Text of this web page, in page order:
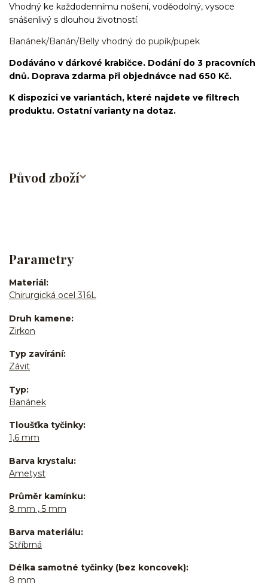
Vhodný ke každodennímu nošení, voděodolný, vysoce
snášenlivý s dlouhou životností.
Banánek/Banán/Belly vhodný do pupík/pupek
Dodáváno v dárkové krabičce. Dodání do 3 pracovních
dnů. Doprava zdarma při objednávce nad 650 Kč.
K dispozici ve variantách, které najdete ve filtrech
produktu. Ostatní varianty na dotaz.
Původ zboží
Parametry
Materiál
Chirurgická ocel 316L
Druh kamene
Zirkon
Typ zavírání
Závit
Typ
Banánek
Tloušťka tyčinky
1,6 mm
Barva krystalu
Ametyst
Průměr kamínku
8 mm , 5 mm
Barva materiálu
Stříbrná
Délka samotné tyčinky (bez koncovek)
8 mm